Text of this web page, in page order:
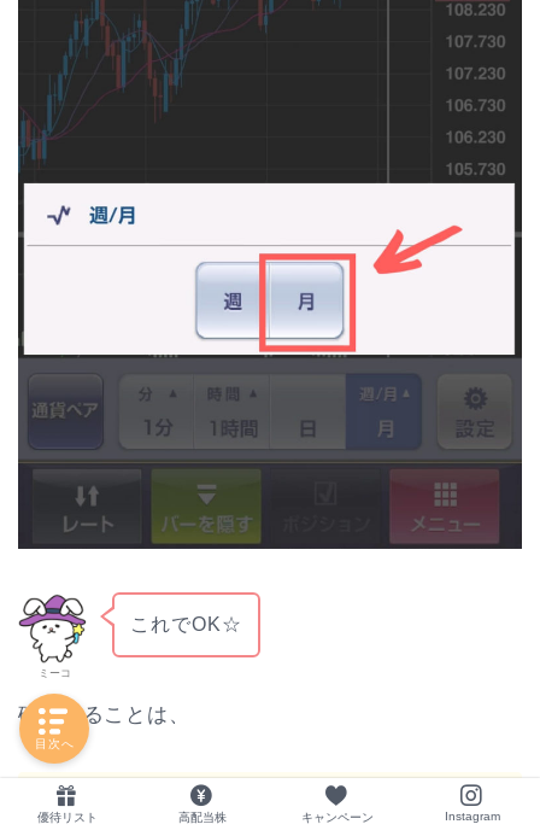
ミーコ
これでOK☆
確認することは、
現在いくら？
優待リスト 高配当株 キャンペーン Instagram
目次へ